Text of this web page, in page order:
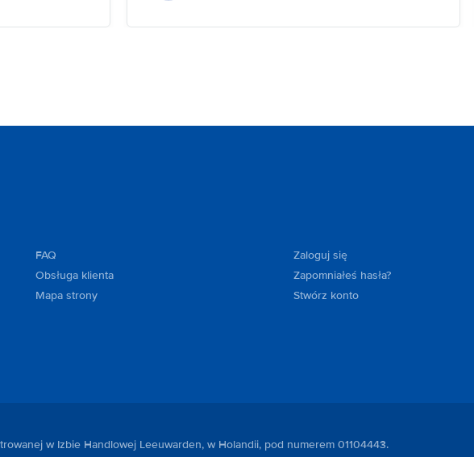
FAQ
Obsługa klienta
Mapa strony
Zaloguj się
Zapomniałeś hasła?
Stwórz konto
w Izbie Handlowej Leeuwarden, w Holandii, pod numerem 01104443.